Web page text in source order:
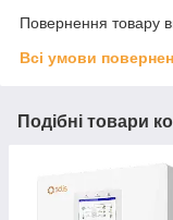
Повернення товару
Всі умови
Подібні товари